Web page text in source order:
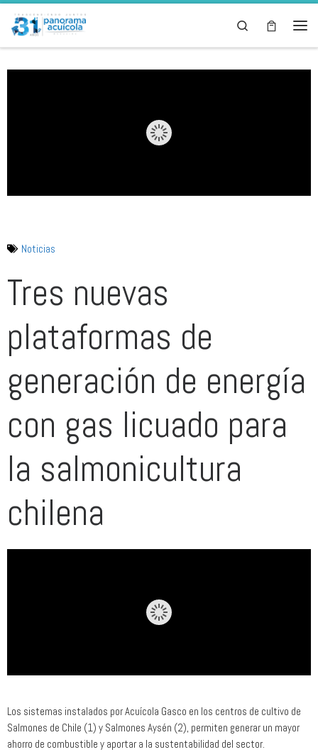
Skip to content Search
Noticias
Tres nuevas
plataformas de
generación de energía
con gas licuado para
la salmonicultura
chilena
Los sistemas instalados por Acuícola Gasco en los centros de cultivo de
Salmones de Chile (1) y Salmones Aysén (2), permiten generar un mayor
ahorro de combustible y aportar a la sustentabilidad del sector.